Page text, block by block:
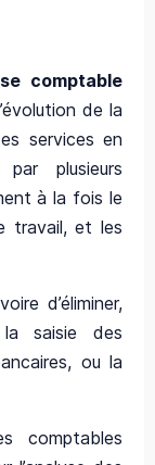
comptable
de la
services en
plusieurs
à la fois le
travail, et les
d’éliminer,
saisie des
ou la
comptables